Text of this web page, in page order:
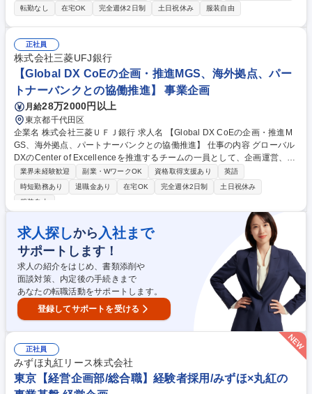
ghtouchの両方を担うイメージです。 ■エンゲージメント向上 : お客様の
利用状況、利用中の課題を把握し、適切なアドバイスを提供する ■クロス
セル提案 : 随時リリースされる新機能をお客様に提案し ■アップセル提案 :
お客様社内でのご利用人数増向けてお客様のニーズを把握し、営業チーム
と連携して提案を実施 ■フォローコール：主に電話・メールを利用して活
用促進を行う 募集職種 ★【カスタマーサクセス（Low touch）】音声技術
×AI「MiiTel」スタートアップ
転勤なし
在宅OK 完全週休2日制 土日祝休み 服装自由
正社員
株式会社三菱UFJ銀行
【Global DX CoEの企画・推進MGS、海外拠点、パー
トナーバンクとの協働推進】 事業企画
月給28万2000円以上
東京都千代田区
企業名 株式会社三菱ＵＦＪ銀行 求人名 【Global DX CoEの企画・推進M
GS、海外拠点、パートナーバンクとの協働推進】 仕事の内容 グローバル
DXのCenter of Excellenceを推進するチームの一員として、企画運営、海
外拠点・海外グループ会社との協働推進、プロジェクトマネジメントに従
事いただきます。 【魅力】■BPRの基本的な考え方にも触れて頂きつつ、
邦銀随一の海外ネットワークを誇る当行に於いて、グローバルベースでD
ジュアル、在宅勤務は50％以上、休暇はもちろん、育休を取る方が多くい
ます。 ■中途採用も多く、全体の20～30％が中途採用者となり、今後更に
拡大予定。DX人材に特化した人事制度があります。 募集職種 【Global D
X CoEの企画・推進MGS、海外拠点、パートナーバンクとの協働推進】
業界未経験歓迎 副業・WワークOK 資格取得支援あり
英語
時短勤務あり
退職金あり 在宅OK 完全週休2日制
土日祝休み
服装自由
求人探しから 入社まで
サポートします！
求人の紹介をはじめ、書類添削や
面談対策、内定後の手続きまで
あなたの転職活動をサポートします。
登録してサポートを受ける
正社員
みずほ丸紅リース株式会社
東京【経営企画部/総合職】経験者採用/みずほ×丸紅の